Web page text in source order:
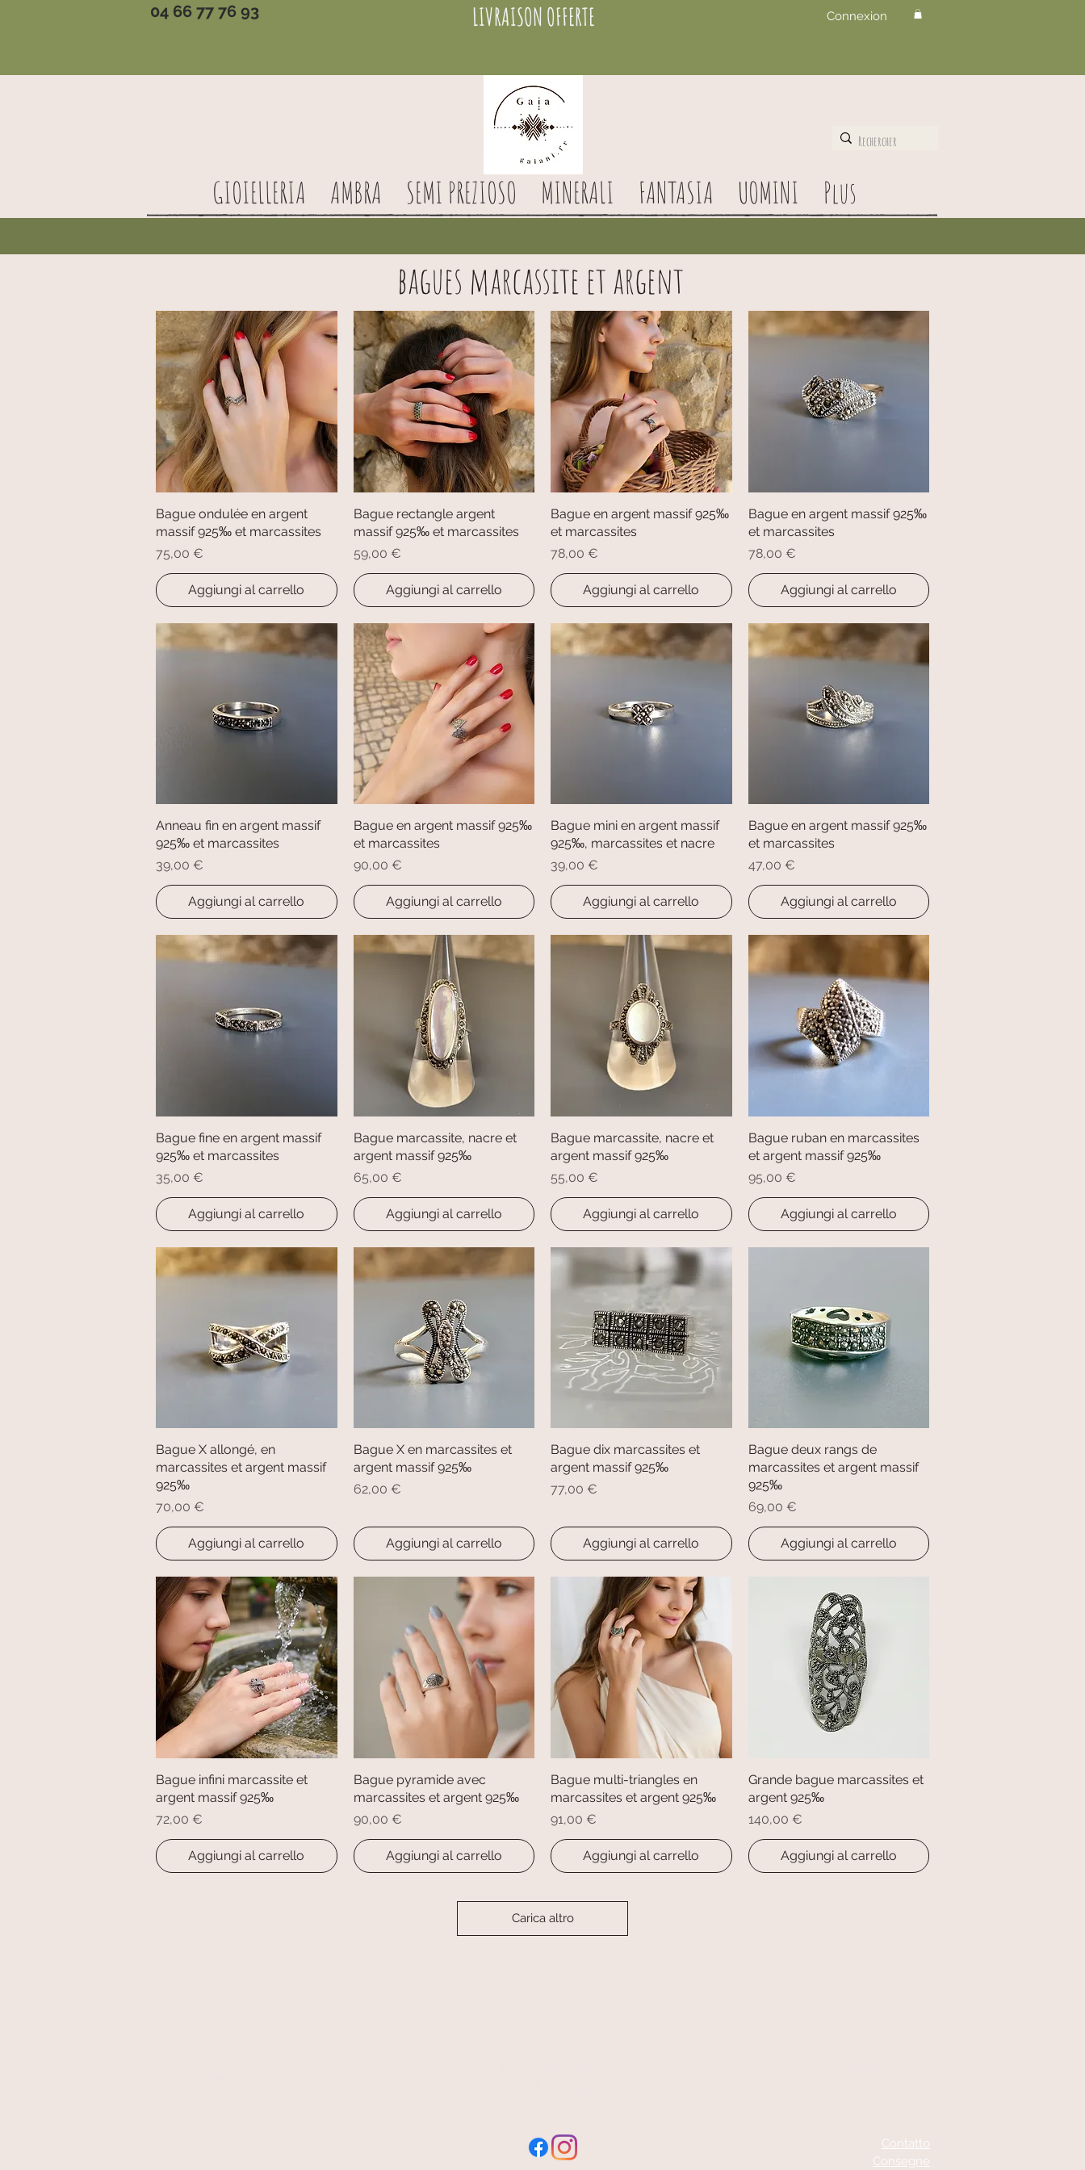
04 66 77 76 93 LIVRAISON OFFERTE Connexion
GIOIELLERIA AMBRA SEMI PREZIOSO MINERALI FANTASIA UOMINI Plus
Vista rapida
Bague ondulée en argent
massif 925‰ et marcassites
Prezzo
75,00 €
Aggiungi al carrello
Vista rapida
Bague rectangle argent
massif 925‰ et marcassites
Prezzo
59,00 €
Aggiungi al carrello
Vista rapida
Bague en argent massif 925‰
et marcassites
Prezzo
78,00 €
Aggiungi al carrello
Vista rapida
Bague en argent massif 925‰
et marcassites
Prezzo
78,00 €
Aggiungi al carrello
Vista rapida
Anneau fin en argent massif
925‰ et marcassites
Prezzo
39,00 €
Aggiungi al carrello
Vista rapida
Bague en argent massif 925‰
et marcassites
Prezzo
90,00 €
Aggiungi al carrello
Vista rapida
Bague mini en argent massif
925‰, marcassites et nacre
Prezzo
39,00 €
Aggiungi al carrello
Vista rapida
Bague en argent massif 925‰
et marcassites
Prezzo
47,00 €
Aggiungi al carrello
Vista rapida
Bague fine en argent massif
925‰ et marcassites
Prezzo
35,00 €
Aggiungi al carrello
Vista rapida
Bague marcassite, nacre et
argent massif 925‰
Prezzo
65,00 €
Aggiungi al carrello
Vista rapida
Bague marcassite, nacre et
argent massif 925‰
Prezzo
55,00 €
Aggiungi al carrello
Vista rapida
Bague ruban en marcassites
et argent massif 925‰
Prezzo
95,00 €
Aggiungi al carrello
Vista rapida
Bague X allongé, en
marcassites et argent massif
925‰
Prezzo
70,00 €
Aggiungi al carrello
Vista rapida
Bague X en marcassites et
argent massif 925‰
Prezzo
62,00 €
Aggiungi al carrello
Vista rapida
Bague dix marcassites et
argent massif 925‰
Prezzo
77,00 €
Aggiungi al carrello
Vista rapida
Bague deux rangs de
marcassites et argent massif
925‰
Prezzo
69,00 €
Aggiungi al carrello
Vista rapida
Bague infini marcassite et
argent massif 925‰
Prezzo
72,00 €
Aggiungi al carrello
Vista rapida
Bague pyramide avec
marcassites et argent 925‰
Prezzo
90,00 €
Aggiungi al carrello
Vista rapida
Bague multi-triangles en
marcassites et argent 925‰
Prezzo
91,00 €
Aggiungi al carrello
Vista rapida
Grande bague marcassites et
argent 925‰
Prezzo
140,00 €
Aggiungi al carrello
Carica altro
bagues marcassite et argent
Contatto
Consegne